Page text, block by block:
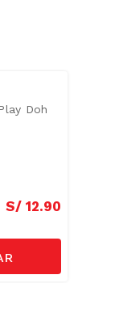
Doh
S/ 12.90